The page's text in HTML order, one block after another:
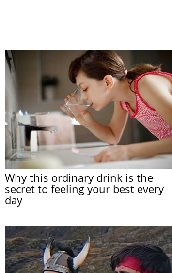
Why this ordinary drink is the
secret to feeling your best every
day